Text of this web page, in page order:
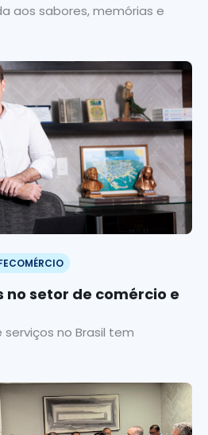
aos sabores, memórias e
no setor de comércio e
no Brasil tem